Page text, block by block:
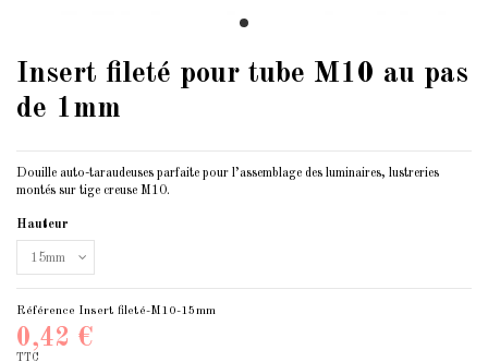
Insert fileté pour tube M10 au pas
de 1mm
Douille auto-taraudeuses parfaite pour l’assemblage des luminaires, lustreries
montés sur tige creuse M10.
Hauteur
Référence Insert fileté-M10-15mm
0,42 €
TTC